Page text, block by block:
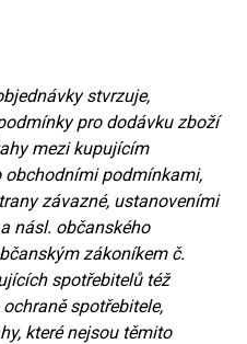
stvrzuje,
pro dodávku zboží
mezi kupujícím
podmínkami,
závazné, ustanoveními
násl. občanského
zákoníkem č.
spotřebitelů též
spotřebitele,
které nejsou těmito